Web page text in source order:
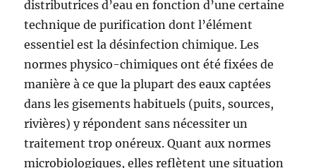
distributrices d’eau en fonction d’une certaine
technique de purification dont l’élément
essentiel est la désinfection chimique. Les
normes physico-chimiques ont été fixées de
manière à ce que la plupart des eaux captées
dans les gisements habituels (puits, sources,
rivières) y répondent sans nécessiter un
traitement trop onéreux. Quant aux normes
microbiologiques, elles reflètent une situation